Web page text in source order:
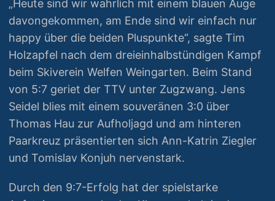
„Heute sind wir wahrlich mit einem blauen Auge
davongekommen, am Ende sind wir einfach nur
happy über die beiden Pluspunkte“, sagte Tim
Holzapfel nach dem dreieinhalbstündigen Kampf
beim Skiverein Welfen Weingarten. Beim Stand
von 5:7 geriet der TTV unter Zugzwang. Jens
Seidel blies mit einem souveränen 3:0 über
Thomas Hau zur Aufholjagd und am hinteren
Paarkreuz präsentierten sich Ann-Katrin Ziegler
und Tomislav Konjuh nervenstark.
Durch den 9:7-Erfolg hat der spielstarke